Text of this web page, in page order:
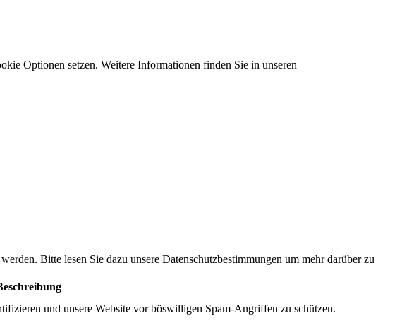
Optionen setzen. Weitere Informationen finden Sie in unseren
Bitte lesen Sie dazu unsere Datenschutzbestimmungen um mehr darüber zu
und unsere Website vor böswilligen Spam-Angriffen zu schützen.